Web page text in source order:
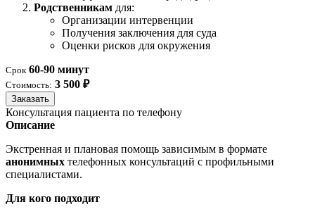
Родственникам для:
Организации интервенции
Получения заключения для суда
Оценки рисков для окружения
Срок 60-90 минут
Стоимость: 3 500 ₽
Заказать
Консультация пациента по телефону
Описание
Экстренная и плановая помощь зависимым в формате
анонимных телефонных консультаций с профильными
специалистами.
Для кого подходит